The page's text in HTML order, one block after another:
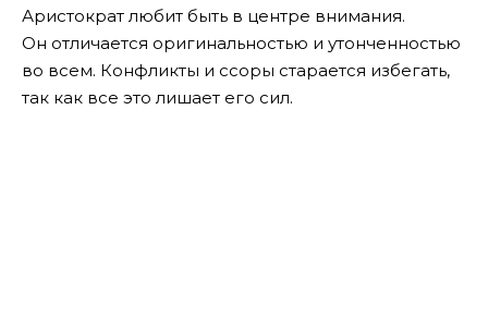
Аристократ любит быть в центре внимания.
Он отличается оригинальностью и утонченностью
во всем. Конфликты и ссоры старается избегать,
так как все это лишает его сил.